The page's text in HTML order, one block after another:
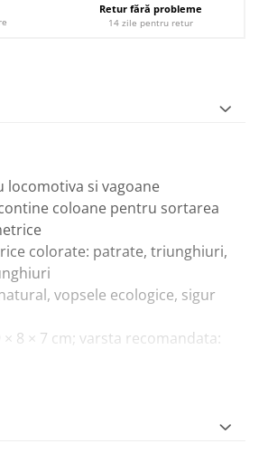
Retur fără probleme
14 zile pentru retur
locomotiva si vagoane
coloane pentru sortarea
colorate: patrate, triunghiuri,
vopsele ecologice, sigur
8 × 7 cm; varsta recomandata:
motorii fine prin manipularea